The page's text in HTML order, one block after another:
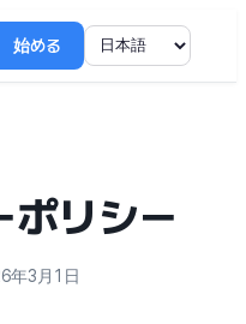
始める
ポリシー
年3月1日